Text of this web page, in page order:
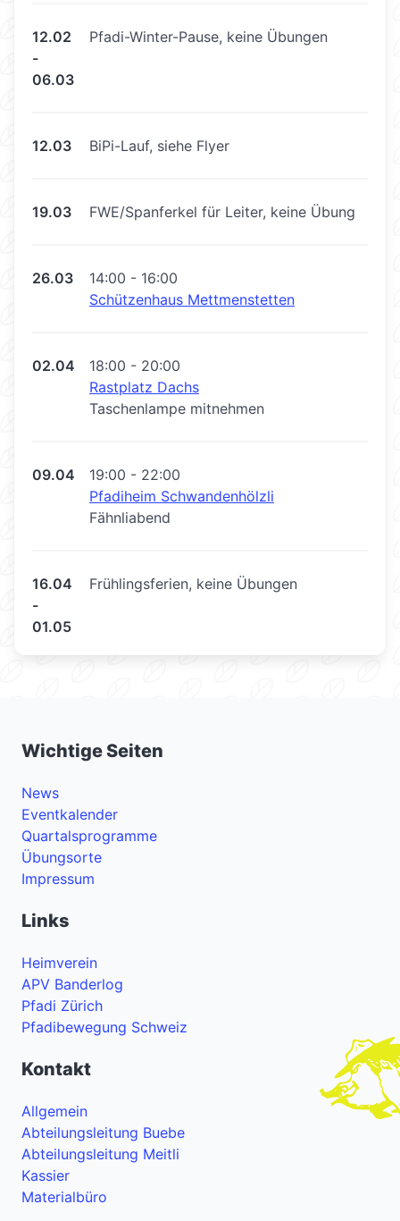
12.02
-
06.03
Pfadi-Winter-Pause, keine Übungen
12.03 BiPi-Lauf, siehe Flyer
19.03 FWE/Spanferkel für Leiter, keine Übung
26.03
14:00 - 16:00
Schützenhaus Mettmenstetten
02.04
18:00 - 20:00
Rastplatz Dachs
Taschenlampe mitnehmen
09.04
19:00 - 22:00
Pfadiheim Schwandenhölzli
Fähnliabend
16.04
-
01.05
Frühlingsferien, keine Übungen
Wichtige Seiten
News
Eventkalender
Quartalsprogramme
Übungsorte
Impressum
Links
Heimverein
APV Banderlog
Pfadi Zürich
Pfadibewegung Schweiz
Kontakt
Allgemein
Abteilungsleitung Buebe
Abteilungsleitung Meitli
Kassier
Materialbüro